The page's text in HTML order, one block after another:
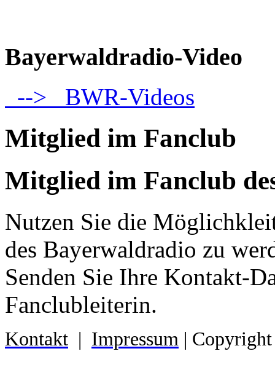
Bayerwaldradio-Video
--> BWR-Videos
Mitglied im Fanclub
Mitglied im Fanclub
Nutzen Sie die
des Bayerwaldradio zu
Senden Sie Ihre Kontakt-
Fanclubleiterin.
Kontakt | Impressum |